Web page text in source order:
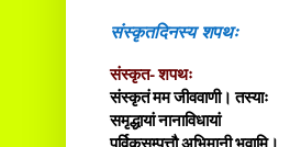
संस्कृतदिनस्य शपथः
संस्कृत- शपथः
संस्कृतं मम जीववाणी। तस्याः
समृद्धायां नानाविधायां